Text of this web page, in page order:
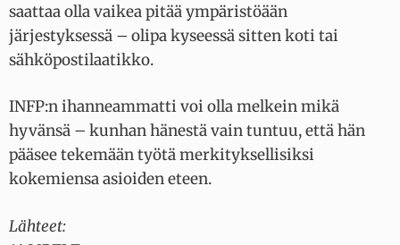
saattaa olla vaikea pitää ympäristöään
järjestyksessä – olipa kyseessä sitten koti tai
sähköpostilaatikko.
INFP:n ihanneammatti voi olla melkein mikä
hyvänsä – kunhan hänestä vain tuntuu, että hän
pääsee tekemään työtä merkityksellisiksi
kokemiensa asioiden eteen.
Lähteet: